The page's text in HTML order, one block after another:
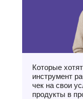
Которые
инструмент
чек на свои
продукты в